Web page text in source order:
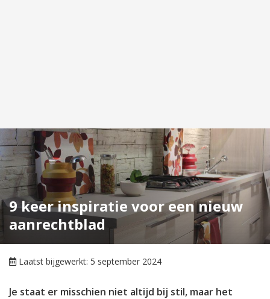
9 keer inspiratie voor een nieuw
aanrechtblad
Laatst bijgewerkt: 5 september 2024
Je staat er misschien niet altijd bij stil, maar het